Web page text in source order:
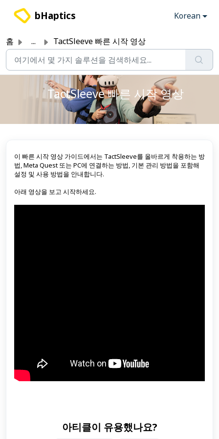
bHaptics Korean
홈 ... TactSleeve 빠른 시작 영상
TactSleeve 빠른 시작 영상
이 빠른 시작 영상 가이드에서는 TactSleeve를 올바르게 착용하는 방
법, Meta Quest 또는 PC에 연결하는 방법, 기본 관리 방법을 포함해
설정 및 사용 방법을 안내합니다.
아래 영상을 보고 시작하세요.
아티클이 유용했나요?